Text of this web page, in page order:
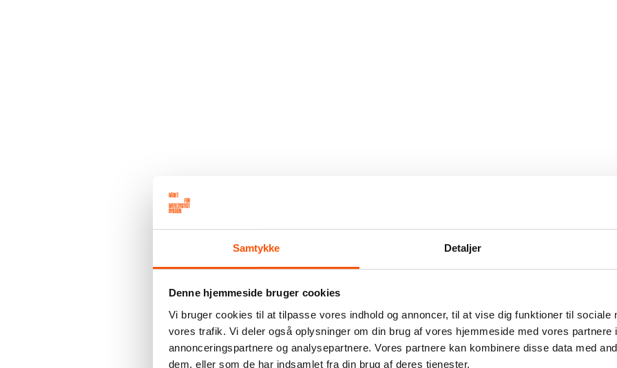
Samtykke Detaljer
Denne hjemmeside bruger cookies
Vi bruger cookies til at tilpasse vores indhold og annoncer, til at vise dig funktioner til sociale
vores trafik. Vi deler også oplysninger om din brug af vores hjemmeside med vores partnere
annonceringspartnere og analysepartnere. Vores partnere kan kombinere disse data med
dem, eller som de har indsamlet fra din brug af deres tjenester.